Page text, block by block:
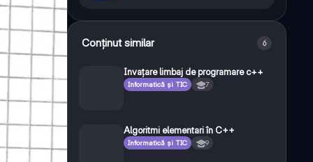
Conținut similar 6
Invațare limbaj de programare c++
Informatică și TIC 7
Algoritmi elementari în C++
Informatică și TIC 9